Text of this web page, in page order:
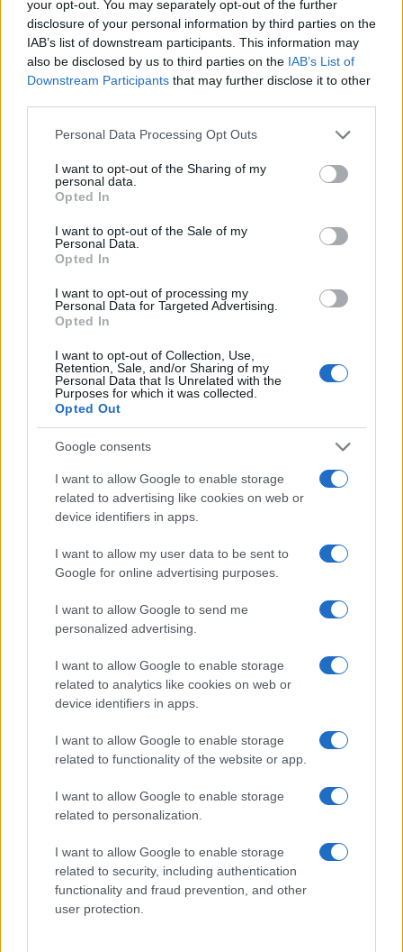
your opt-out. You may separately opt-out of the further
disclosure of your personal information by third parties on the
IAB’s list of downstream participants. This information may
also be disclosed by us to third parties on the IAB’s List of
Downstream Participants that may further disclose it to other
Please note that this website/app uses one or more Google
not limited to your visit or usage behaviour. You may click to
grant or deny consent to Google and its third-party tags to
use your data for below specified purposes in below Google
consent section.
Personal Data Processing Opt Outs
I want to opt-out of the Sharing of my
personal data.
Opted In
I want to opt-out of the Sale of my
Personal Data.
Opted In
I want to opt-out of processing my
Personal Data for Targeted Advertising.
Opted In
I want to opt-out of Collection, Use,
Retention, Sale, and/or Sharing of my
Personal Data that Is Unrelated with the
Purposes for which it was collected.
Opted Out
Google consents
I want to allow Google to enable storage
related to advertising like cookies on web or
device identifiers in apps.
I want to allow my user data to be sent to
Google for online advertising purposes.
I want to allow Google to send me
personalized advertising.
I want to allow Google to enable storage
related to analytics like cookies on web or
device identifiers in apps.
I want to allow Google to enable storage
related to functionality of the website or app.
I want to allow Google to enable storage
related to personalization.
I want to allow Google to enable storage
related to security, including authentication
functionality and fraud prevention, and other
user protection.
Pallavolo Padova 2026: il calendario dettagliato della
preparazione pre-campionato
Francesca Lombardi · 8 Ago 2026
Chouchaa: chi è il calciatore algerino?
2
Lazio e Milan: tutti gli ex calciatori che hanno
indossato le due maglie
A quanto ammonta il patrimonio di Andrea Pirlo?
Il patrimonio di Alex Del Piero: tutti i guadagni di
Pinturicchio
Sportmagazine: notizie, approfondimenti e classifiche su
MotoGP e Olimpiadi. Le ultime news dalle competizioni
nazionali e internazionali, gli highlight delle partite, le
le discipline che fanno emozionare gli appassionati di